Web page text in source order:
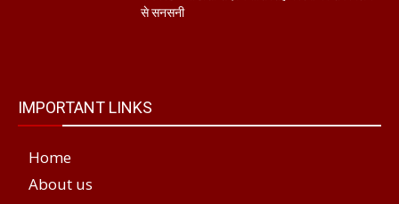
से सनसनी
IMPORTANT LINKS
Home
About us